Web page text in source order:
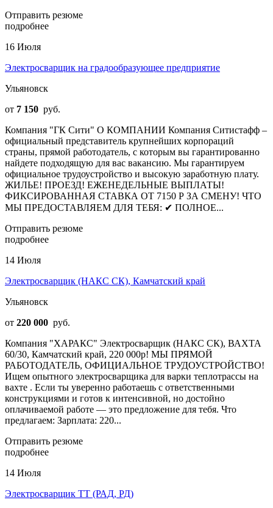
Отправить резюме
подробнее
16 Июля
Электросварщик на градообразующее предприятие
Ульяновск
от 7 150 руб.
Компания "ГК Сити" О КОМПАНИИ Компания Ситистафф –
официальный представитель крупнейших корпораций
страны, прямой работодатель, с которым вы гарантированно
найдете подходящую для вас вакансию. Мы гарантируем
официальное трудоустройство и высокую заработную плату.
ЖИЛЬЕ! ПРОЕЗД! ЕЖЕНЕДЕЛЬНЫЕ ВЫПЛАТЫ!
ФИКСИРОВАННАЯ СТАВКА ОТ 7150 Р ЗА СМЕНУ! ЧТО
МЫ ПРЕДОСТАВЛЯЕМ ДЛЯ ТЕБЯ: ✔ ПОЛНОЕ...
Отправить резюме
подробнее
14 Июля
Электросварщик (НАКС СК), Камчатский край
Ульяновск
от 220 000 руб.
Компания "ХАРАКС" Электросварщик (НАКС СК), ВАХТА
60/30, Камчатский край, 220 000р! МЫ ПРЯМОЙ
РАБОТОДАТЕЛЬ, ОФИЦИАЛЬНОЕ ТРУДОУСТРОЙСТВО!
Ищем опытного электросварщика для варки теплотрассы на
вахте . Если ты уверенно работаешь с ответственными
конструкциями и готов к интенсивной, но достойно
оплачиваемой работе — это предложение для тебя. Что
предлагаем: Зарплата: 220...
Отправить резюме
подробнее
14 Июля
Электросварщик ТТ (РАД, РД)